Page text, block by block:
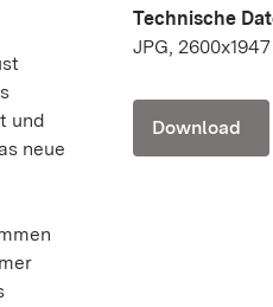
und
neue
Technische
JPG,
Download